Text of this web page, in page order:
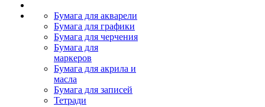
Бумага для акварели
Бумага для графики
Бумага для черчения
Бумага для
маркеров
Бумага для акрила и
масла
Бумага для записей
Тетради